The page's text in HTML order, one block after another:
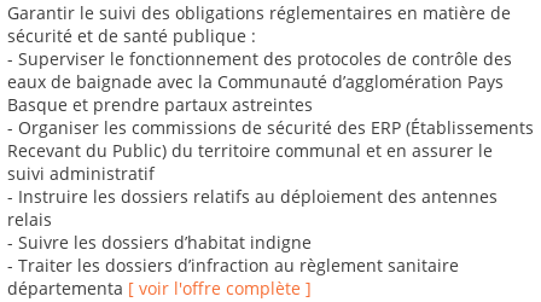
Garantir le suivi des obligations réglementaires en matière de
sécurité et de santé publique :
- Superviser le fonctionnement des protocoles de contrôle des
eaux de baignade avec la Communauté d’agglomération Pays
Basque et prendre partaux astreintes
- Organiser les commissions de sécurité des ERP (Établissements
Recevant du Public) du territoire communal et en assurer le
suivi administratif
- Instruire les dossiers relatifs au déploiement des antennes
relais
- Suivre les dossiers d’habitat indigne
- Traiter les dossiers d’infraction au règlement sanitaire
départementa [ voir l'offre complète ]